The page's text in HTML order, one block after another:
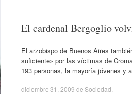
El cardenal Bergoglio
El arzobispo de Buenos Aires
suficiente» por las víctimas de
193 personas, la mayoría jóvenes y
diciembre 31, 2009 de Sociedad